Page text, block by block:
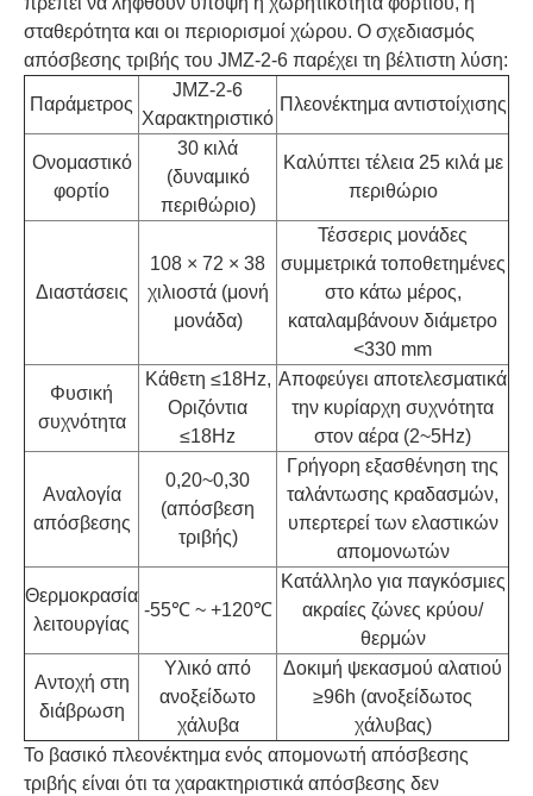
σταθερότητα και οι περιορισμοί χώρου. Ο σχεδιασμός
απόσβεσης τριβής του JMZ-2-6 παρέχει τη βέλτιστη λύση:
Παράμετρος
JMZ-2-6
Χαρακτηριστικό
Πλεονέκτημα αντιστοίχισης
Ονομαστικό
φορτίο
30 κιλά
(δυναμικό
περιθώριο)
Καλύπτει τέλεια 25 κιλά με
περιθώριο
Διαστάσεις
108 × 72 × 38
χιλιοστά (μονή
μονάδα)
Τέσσερις μονάδες
συμμετρικά τοποθετημένες
στο κάτω μέρος,
καταλαμβάνουν διάμετρο
<330 mm
Φυσική
συχνότητα
Κάθετη ≤18Hz,
Οριζόντια
≤18Hz
Αποφεύγει αποτελεσματικά
την κυρίαρχη συχνότητα
στον αέρα (2~5Hz)
Αναλογία
απόσβεσης
0,20~0,30
(απόσβεση
τριβής)
Γρήγορη εξασθένηση της
ταλάντωσης κραδασμών,
υπερτερεί των ελαστικών
απομονωτών
Θερμοκρασία
λειτουργίας
-55℃ ~ +120℃
Κατάλληλο για παγκόσμιες
ακραίες ζώνες κρύου/
θερμών
Αντοχή στη
διάβρωση
Υλικό από
ανοξείδωτο
χάλυβα
Δοκιμή ψεκασμού αλατιού
≥96h (ανοξείδωτος
χάλυβας)
Το βασικό πλεονέκτημα ενός απομονωτή απόσβεσης
τριβής είναι ότι τα χαρακτηριστικά απόσβεσης δεν